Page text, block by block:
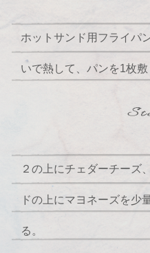
ホットサンド用フライパ
いで熱して、パンを1枚敷
２の上にチェダーチーズ
ドの上にマヨネーズを少
る。